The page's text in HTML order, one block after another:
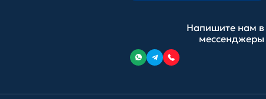
Напишите нам в
мессенджеры